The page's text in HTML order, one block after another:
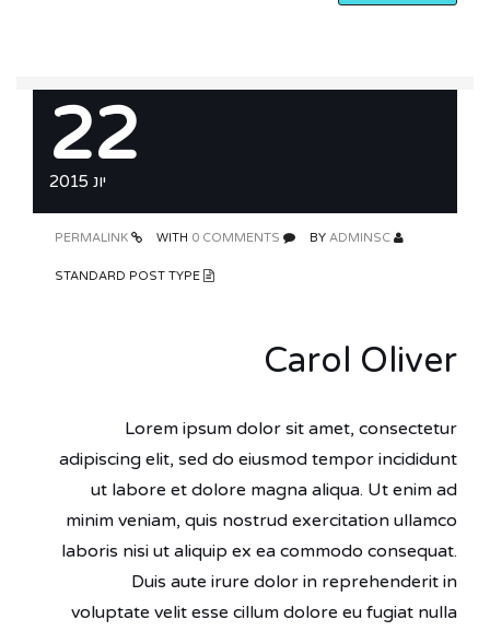
22
יונ 2015
ADMINSC
0 COMMENTS
Carol Oliver
Lorem ipsum dolor sit amet, consectetur
adipiscing elit, sed do eiusmod tempor incididunt
ut labore et dolore magna aliqua. Ut enim ad
minim veniam, quis nostrud exercitation ullamco
laboris nisi ut aliquip ex ea commodo consequat.
Duis aute irure dolor in reprehenderit in
voluptate velit esse cillum dolore eu fugiat nulla